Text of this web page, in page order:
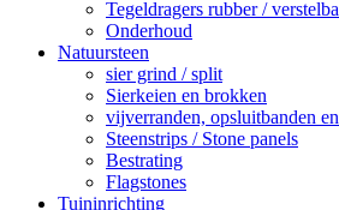
Tegeldragers rubber /
Onderhoud
Natuursteen
sier grind / split
Sierkeien en brokken
vijverranden, opsluitbanden
Steenstrips / Stone panels
Bestrating
Flagstones
Tuininrichting